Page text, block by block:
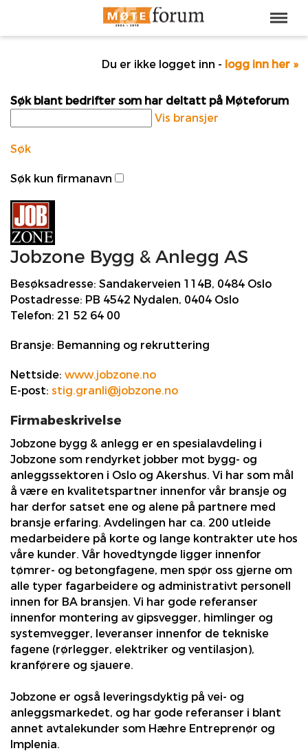
Du er ikke logget inn - logg inn her »
Søk blant bedrifter som har deltatt på Møteforum
Vis bransjer
Søk
Søk kun firmanavn
Jobzone Bygg & Anlegg AS
Besøksadresse: Sandakerveien 114B, 0484 Oslo
Postadresse: PB 4542 Nydalen, 0404 Oslo
Telefon: 21 52 64 00
Bransje: Bemanning og rekruttering
Nettside: www.jobzone.no
E-post: stig.granli@jobzone.no
Firmabeskrivelse
Jobzone bygg & anlegg er en spesialavdeling i
Jobzone som rendyrket jobber mot bygg- og
anleggssektoren i Oslo og Akershus. Vi har som mål
å være en kvalitetspartner innenfor vår bransje og
har derfor satset ene og alene på partnere med
bransje erfaring. Avdelingen har ca. 200 utleide
medarbeidere på korte og lange kontrakter ute hos
våre kunder. Vår hovedtyngde ligger innenfor
tømrer- og betongfagene, men spør oss gjerne om
alle typer fagarbeidere og administrativt personell
innen for BA bransjen. Vi har gode referanser
innenfor montering av gipsvegger, himlinger og
systemvegger, leveranser innenfor de tekniske
fagene (rørlegger, elektriker og ventilasjon),
kranførere og sjauere.
Jobzone er også leveringsdyktig på vei- og
anleggsmarkedet, og har gode referanser i blant
annet avtalekunder som Hæhre Entreprenør og
Implenia.